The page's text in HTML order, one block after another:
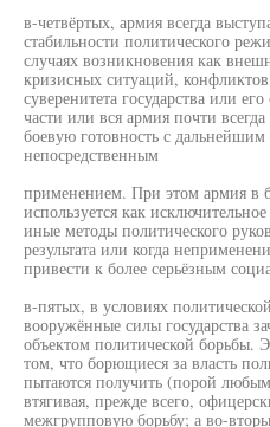
в-четвёртых, армия всегда
стабильности политического
случаях возникновения как
кризисных ситуаций,
суверенитета государства или
части или вся армия почти
боевую готовность с
непосредственным
применением. При этом армия в
используется как исключительное
иные методы политического
результата или когда
привести к более серьёзным
в-пятых, в условиях
вооружённые силы государства
объектом политической борьбы.
том, что борющиеся за власть
пытаются получить (порой
втягивая, прежде всего,
межгрупповую борьбу; а во-